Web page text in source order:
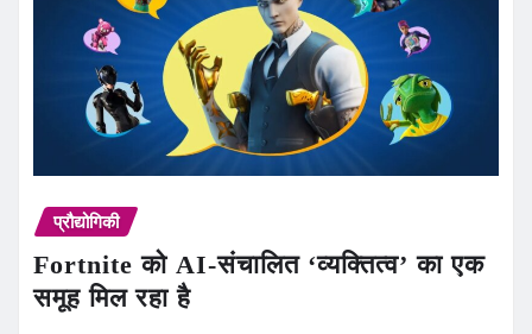
प्रौद्योगिकी
Fortnite को AI-संचालित ‘व्यक्तित्व’ का एक
समूह मिल रहा है